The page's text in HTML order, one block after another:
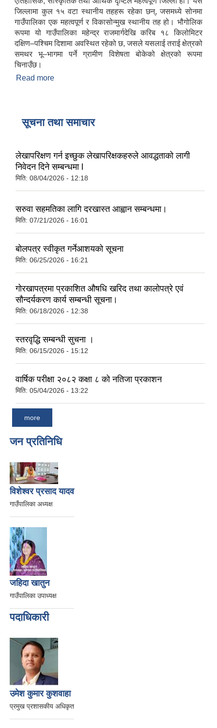
जिल्लामा कुल १५ वटा स्थानीय तहहरू रहेका छन्, जसमध्ये सोनमा
गाउँपालिका एक महत्वपूर्ण र विकासोन्मुख स्थानीय तह हो। भौगोलिक
रूपमा यो गाउँपालिका महेन्द्र राजमार्गदेखि करिब १८ किलोमिटर
दक्षिण–पश्चिम दिशामा अवस्थित रहेको छ, जसले यसलाई तराई क्षेत्रको
समथर भू–भागमा पर्ने ग्रामीण विशेषता बोकेको क्षेत्रको रूपमा
चिनाउँछ।
Read more
सूचना तथा समाचार
लेखापरिक्षण गर्न इच्छुक लेखापरिक्षकहरुले आवद्धताको लागी
निवेदन दिने सम्बन्धमा l
मिति: 08/04/2026 - 12:18
सरुवा सहमतिका लागि दरखास्त आह्वान सम्बन्धमा।
मिति: 07/21/2026 - 16:01
बोलपत्र स्वीकृत गर्नेआशयको सूचना
मिति: 06/25/2026 - 16:21
गोरखापत्रमा प्रकाशित औषधि खरिद तथा कालोपत्रे एवं
सौन्दर्यकरण कार्य सम्बन्धी सूचना।
मिति: 06/18/2026 - 12:38
स्तरवृद्धि सम्बन्धी सुचना ।
मिति: 06/15/2026 - 15:12
वार्षिक परीक्षा २०८२ कक्षा ८ को नतिजा प्रकाशन
मिति: 05/04/2026 - 13:22
more
जन प्रतिनिधि
विशेश्वर प्रसाद यादव
गाउँपालिका अध्यक्ष
जहिदा खातुन
गाउँपालिका उपाध्यक्ष
पदाधिकारी
उमेश कुमार कुशवाहा
प्रमुख प्रशासकीय अधिकृत